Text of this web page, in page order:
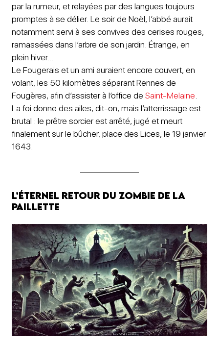
par la rumeur, et relayées par des langues toujours
promptes à se délier. Le soir de Noël, l’abbé aurait
notamment servi à ses convives des cerises rouges,
ramassées dans l’arbre de son jardin. Étrange, en
plein hiver…
Le Fougerais et un ami auraient encore couvert, en
volant, les 50 kilomètres séparant Rennes de
Fougères, afin d’assister à l’office de Saint-Melaine
La foi donne des ailes, dit-on, mais l’atterrissage est
brutal : le prêtre sorcier est arrêté, jugé et meurt
finalement sur le bûcher, place des Lices, le 19 janvier
1643.
L’éternel retour du zombie de La
Paillette